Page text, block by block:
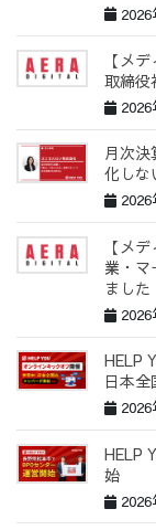
2026
【メ
取締役
2026
月次決
化しな
2026
【メ
業・マ
ました
2026
HELP
日本
2026
HELP
始
2026